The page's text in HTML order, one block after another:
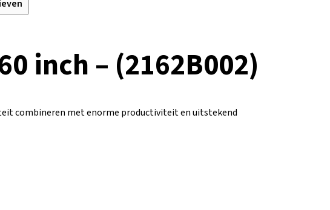
inch – (2162B002)
combineren met enorme productiviteit en uitstekend